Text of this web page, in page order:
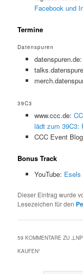
Facebook und
Termine
Datenspuren
datenspuren.de:
39C3
www.ccc.de:
lädt zum 39C3:
CCC Event
Bonus Track
YouTube: Esels
Dieser Eintrag wurde
Lesezeichen für den
59 KOMMENTARE ZU „
KAUFEN“